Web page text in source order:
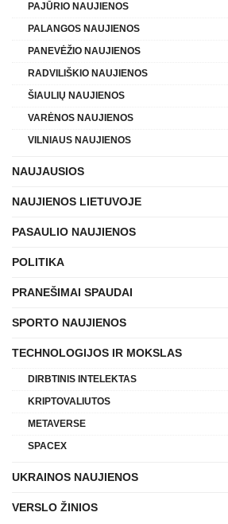
PAJŪRIO NAUJIENOS
PALANGOS NAUJIENOS
PANEVĖŽIO NAUJIENOS
RADVILIŠKIO NAUJIENOS
ŠIAULIŲ NAUJIENOS
VARĖNOS NAUJIENOS
VILNIAUS NAUJIENOS
NAUJAUSIOS
NAUJIENOS LIETUVOJE
PASAULIO NAUJIENOS
POLITIKA
PRANEŠIMAI SPAUDAI
SPORTO NAUJIENOS
TECHNOLOGIJOS IR MOKSLAS
DIRBTINIS INTELEKTAS
KRIPTOVALIUTOS
METAVERSE
SPACEX
UKRAINOS NAUJIENOS
VERSLO ŽINIOS